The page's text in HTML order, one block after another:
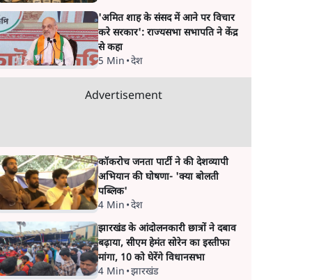
'अमित शाह के संसद में आने पर विचार
करे सरकार': राज्यसभा सभापति ने केंद्र
से कहा
5 Min •देश
Advertisement
कॉकरोच जनता पार्टी ने की देशव्यापी
अभियान की घोषणा- 'क्या बोलती
पब्लिक'
4 Min •देश
झारखंड के आंदोलनकारी छात्रों ने दबाव
बढ़ाया, सीएम हेमंत सोरेन का इस्तीफा
मांगा, 10 को घेरेंगे विधानसभा
4 Min •झारखंड